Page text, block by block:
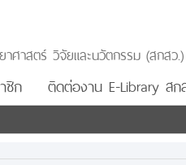
ศาสตร์ วิจัยและนวัตกรรม (สกสว.)
ชิก ติดต่องาน E-Library สก